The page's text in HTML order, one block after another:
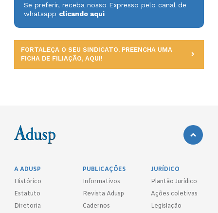
Se preferir, receba nosso Expresso pelo canal de
whatsapp clicando aqui
FORTALEÇA O SEU SINDICATO. PREENCHA UMA
FICHA DE FILIAÇÃO, AQUI!
A ADUSP
Histórico
Estatuto
Diretoria
PUBLICAÇÕES
Informativos
Revista Adusp
Cadernos
JURÍDICO
Plantão Jurídico
Ações coletivas
Legislação